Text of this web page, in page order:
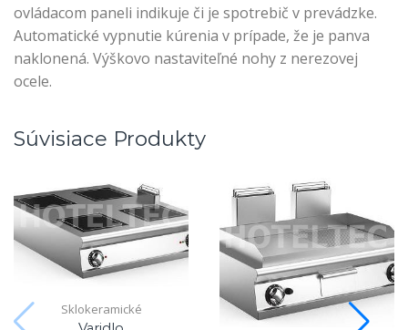
ovládacom paneli indikuje či je spotrebič v prevádzke.
Automatické vypnutie kúrenia v prípade, že je panva
naklonená. Výškovo nastaviteľné nohy z nerezovej
ocele.
Súvisiace Produkty
Sklokeramické